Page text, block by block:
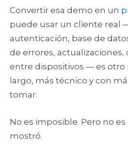
Convertir esa demo en un
puede usar un cliente real
autenticación, base de
de errores,
entre dispositivos — es otro
largo, más técnico y con
tomar.
No es imposible. Pero no
mostró.